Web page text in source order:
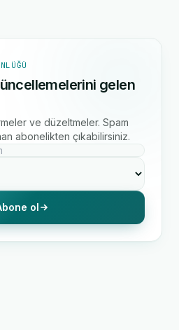
gelen
ve düzeltmeler. Spam
abonelikten çıkabilirsiniz.
ol